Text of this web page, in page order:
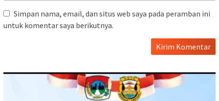
Simpan nama, email, dan situs web saya pada peramban ini
untuk komentar saya berikutnya.